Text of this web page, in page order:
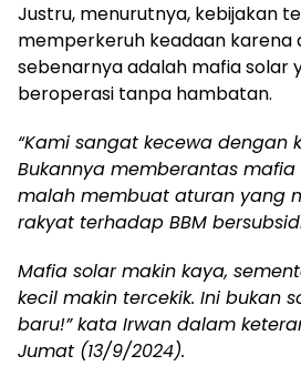
Justru, menurutnya, kebijakan
memperkeruh keadaan karena
sebenarnya adalah mafia solar
beroperasi tanpa hambatan.
“Kami sangat kecewa dengan
Bukannya memberantas
malah membuat aturan yang
rakyat terhadap BBM
Mafia solar makin kaya,
kecil makin tercekik. Ini bukan
baru!” kata Irwan dalam
Jumat (13/9/2024).